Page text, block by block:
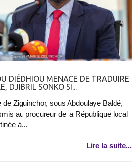
DIÉDHIOU MENACE DE TRADUIRE
DJIBRIL SONKO SI...
Ziguinchor, sous Abdoulaye Baldé,
au procureur de la République local
à...
Lire la suite...